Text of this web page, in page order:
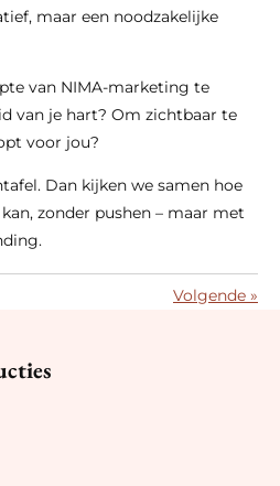
maar een noodzakelijke
van NIMA-marketing te
van je hart? Om zichtbaar te
voor jou?
Dan kijken we samen hoe
zonder pushen – maar met
Volgende »